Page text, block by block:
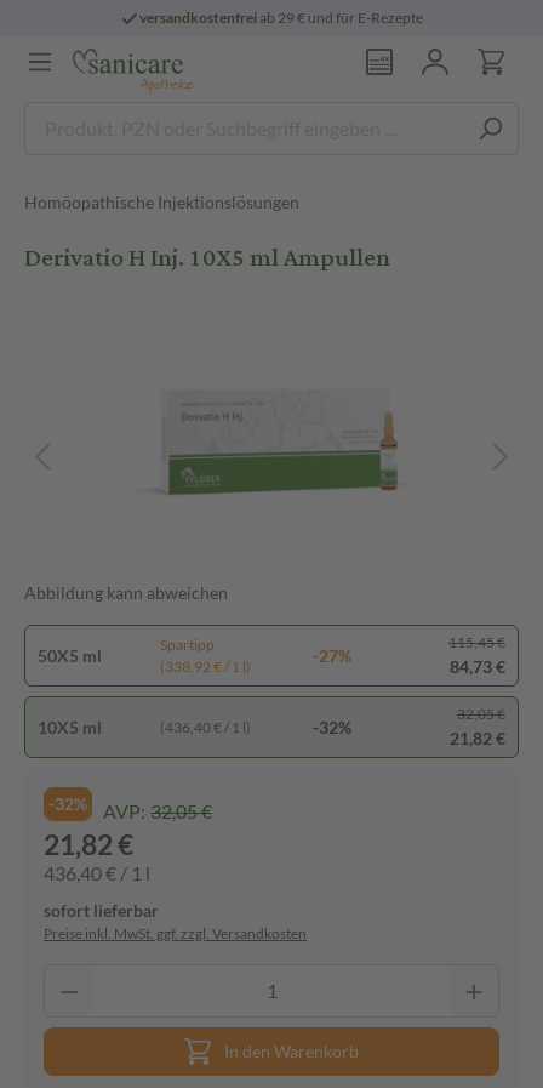
versandkostenfreiab 29 € und für E-Rezepte
Homöopathische Injektionslösungen
Derivatio H Inj. 10X5 ml Ampullen
Abbildung kann abweichen
50X5 ml
Spartipp
(338,92 € / 1 l)
-27%
115,45 €
84,73 €
10X5 ml (436,40 € / 1 l) -32%
32,05 €
21,82 €
-32% AVP: 32,05 €
21,82 €
436,40 € / 1 l
sofort lieferbar
Preise inkl. MwSt. ggf. zzgl. Versandkosten
In den Warenkorb